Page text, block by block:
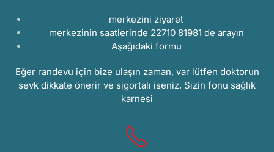
merkezini ziyaret
merkezinin saatlerinde 22710 81981 de arayın
Aşağıdaki formu
Eğer randevu için bize ulaşın zaman, var lütfen doktorun
sevk dikkate önerir ve sigortalı iseniz, Sizin fonu sağlık
karnesi